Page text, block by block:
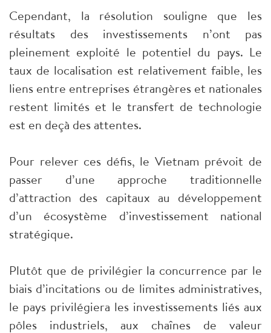
Cependant, la résolution souligne que les
résultats des investissements n’ont pas
pleinement exploité le potentiel du pays. Le
taux de localisation est relativement faible, les
liens entre entreprises étrangères et nationales
restent limités et le transfert de technologie
est en deçà des attentes.
Pour relever ces défis, le Vietnam prévoit de
passer d’une approche traditionnelle
d’attraction des capitaux au développement
d’un écosystème d’investissement national
stratégique.
Plutôt que de privilégier la concurrence par le
biais d’incitations ou de limites administratives,
le pays privilégiera les investissements liés aux
pôles industriels, aux chaînes de valeur